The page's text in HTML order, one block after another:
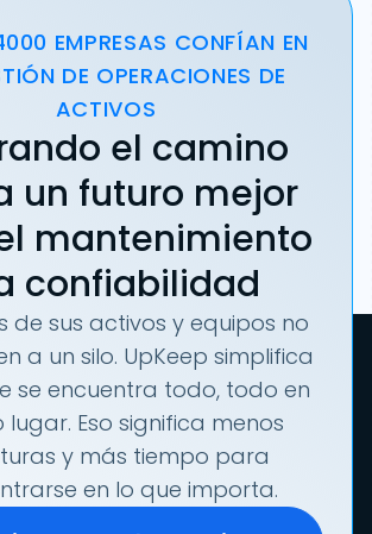
EMPRESAS CONFÍAN EN
DE OPERACIONES DE
ACTIVOS
el camino
un futuro mejor
mantenimiento
confiabilidad
de sus activos y equipos no
a un silo. UpKeep simplifica
se encuentra todo, todo en
lugar. Eso significa menos
y más tiempo para
en lo que importa.